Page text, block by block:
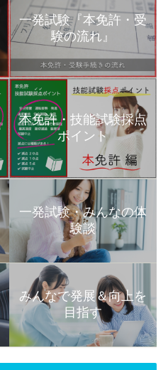
一発試験『本免許・受
験の流れ』
本免許・技能試験採点
ポイント
一発試験・みんなの体
験談
みんなで発展＆向上を
目指す